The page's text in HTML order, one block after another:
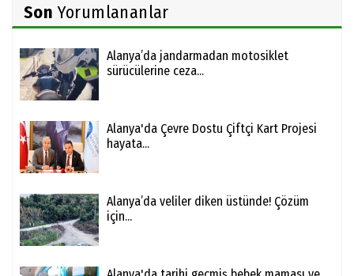
Son Yorumlananlar
Alanya’da jandarmadan motosiklet
sürücülerine ceza...
Alanya'da Çevre Dostu Çiftçi Kart Projesi
hayata...
Alanya’da veliler diken üstünde! Çözüm
için...